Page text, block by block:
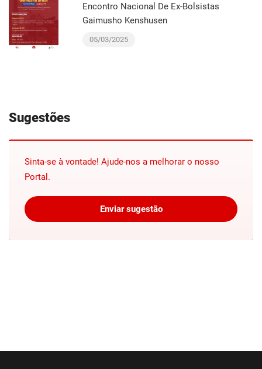
Encontro Nacional De Ex-Bolsistas
Gaimusho Kenshusen
05/03/2025
Sugestões
Sinta-se à vontade! Ajude-nos a melhorar o nosso
Portal.
Enviar sugestão